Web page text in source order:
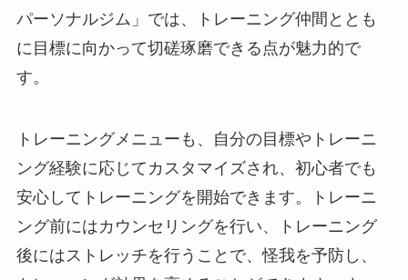
パーソナルジム」では、トレーニング仲間ととも
に目標に向かって切磋琢磨できる点が魅力的で
す。
トレーニングメニューも、自分の目標やトレーニ
ング経験に応じてカスタマイズされ、初心者でも
安心してトレーニングを開始できます。トレーニ
ング前にはカウンセリングを行い、トレーニング
後にはストレッチを行うことで、怪我を予防し、